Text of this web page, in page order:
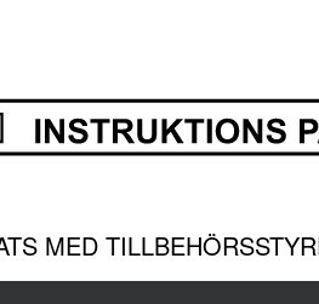
MED